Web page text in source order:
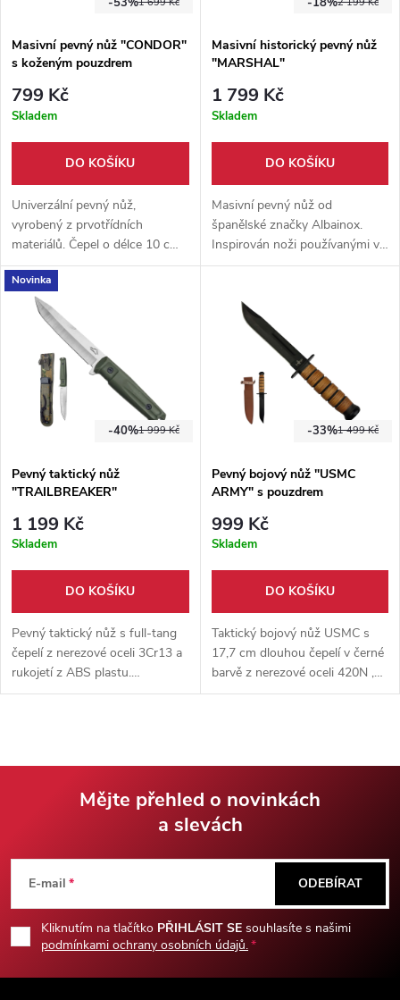
Masivní pevný nůž "CONDOR"
s koženým pouzdrem
799 Kč
Skladem
DO KOŠÍKU
Univerzální pevný nůž,
vyrobený z prvotřídních
materiálů. Čepel o délce 10 cm
z nerezové oceli 3cr13. Rukojeť
z vysokotlakého laminátu G10.
Kožené pouzdro na opasek.
Masivní historický pevný nůž
"MARSHAL"
1 799 Kč
Skladem
DO KOŠÍKU
Masivní pevný nůž od
španělské značky Albainox.
Inspirován noži používanými ve
válce severu proti jihu. Čepel z
vrstveného dřeva pakka. Záštita
prodloužena na konec rukojeti
pro ochranu ruky.
Novinka
1 999 Kč
-40%
Pevný taktický nůž
"TRAILBREAKER"
1 199 Kč
Skladem
DO KOŠÍKU
Pevný taktický nůž s full-tang
čepelí z nerezové oceli 3Cr13 a
rukojetí z ABS plastu.
Outdoorové provedení doplňuje
1 499 Kč
-33%
Pevný bojový nůž "USMC
ARMY" s pouzdrem
999 Kč
Skladem
DO KOŠÍKU
Taktický bojový nůž USMC s
17,7 cm dlouhou čepelí v černé
barvě z nerezové oceli 420N ,
rukojeť z lisované kůže,
p
a
Mějte přehled o novinkách
a slevách
E-mail
Kliknutím na tlačítko PŘIHLÁSIT SE souhlasíte s našimi
podmínkami ochrany osobních údajů.
ODEBÍRAT